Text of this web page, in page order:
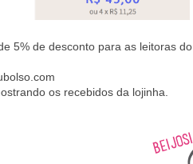
5% de desconto para as leitoras
os recebidos da lojinha.